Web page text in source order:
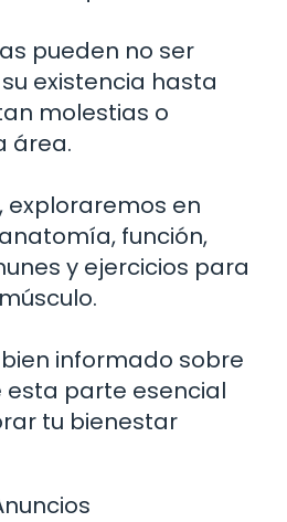
pueden no ser
existencia hasta
molestias o
área.
exploraremos en
función,
y ejercicios para
informado sobre
parte esencial
tu bienestar